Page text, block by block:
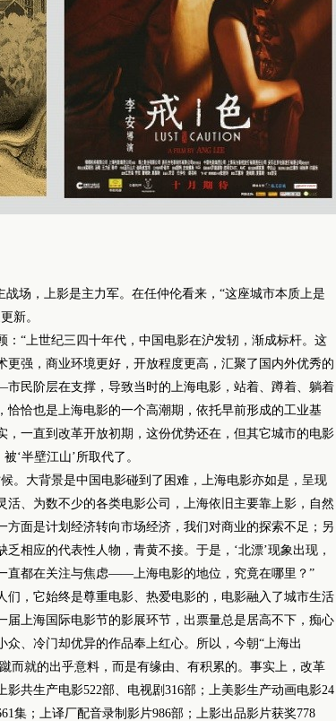
场，上影是主力军。在任仲伦看来，“这座城市本质上是
新。
“上世纪三四十年代，中国电影在沪发轫，渐成标杆。这
更强，商业环境更好，开放程度更高，汇聚了国内外优秀的
民阶层在支撑，导致当时的上海电影，站着、蹲着、躺着
恰恰也是上海电影的一个高潮期，依托早前形成的工业基
，一直到改革开放初期，这份优势还在，但其它城市的电影
‘半壁江山’所取代了。
大背景是中国电影碰到了困难，上海电影亦如是，呈现
、为数不少的各类电影公司，上海依旧主要靠上影，自然
面是计划经济转向市场经济，我们对商业的探索不足；另
相应的代表性人物，青黄不接。于是，‘北漂’现象出现，
直都在关注与焦虑——上海电影的地位，究竟在哪里？”
，它始终是尊重电影、热爱电影的，电影融入了城市生活
届上海国际电影节的影展环节，出票量总是居高不下，痴心
、冷门却优异的作品奉上红心。所以，今朝“上海出
而就的出乎意料，而是有缘由、有积累的。事实上，改革
共生产电影522部、电视剧316部；上美影生产动画电影24
集；上译厂配音录制影片986部；上影出品影片获奖778